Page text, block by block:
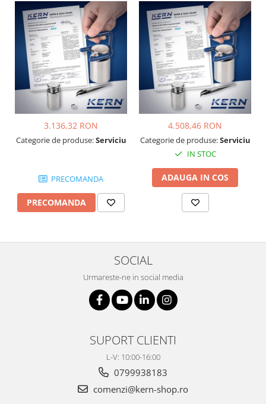
(tractiune | N)
3.136,32 RON
Categorie de produse:Serviciu
PRECOMANDA
PRECOMANDA
(tractiune, compresiune |
N)
4.508,46 RON
Categorie de produse:Serviciu
IN STOC
ADAUGA IN COS
SOCIAL
Urmareste-ne in social media
SUPORT CLIENTI
L-V: 10:00-16:00
0799938183
comenzi@kern-shop.ro